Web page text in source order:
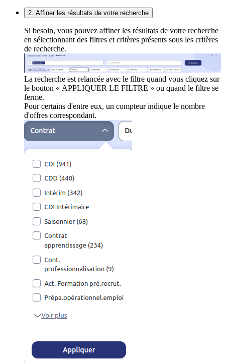
2. Affiner les résultats de votre recherche
Si besoin, vous pouvez affiner les résultats de votre recherche
en sélectionnant des filtres et critères présents sous les critères
de recherche.
La recherche est relancée avec le filtre quand vous cliquez sur
le bouton « APPLIQUER LE FILTRE » ou quand le filtre se
ferme.
Pour certains d'entre eux, un compteur indique le nombre
d'offres correspondant.